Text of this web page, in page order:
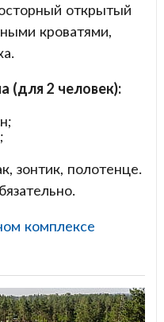
открытый
кроватями,
(для 2 человек):
зонтик, полотенце.
комплексе